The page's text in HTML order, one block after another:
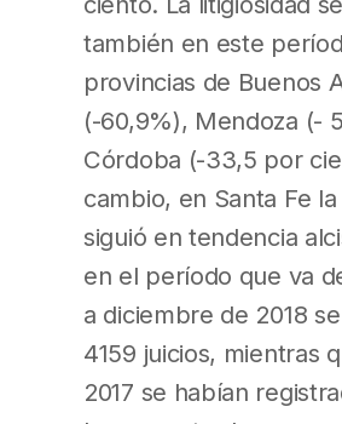
también en este
provincias de Buenos
(-60,9%), Mendoza (-
Córdoba (-33,5 por
cambio, en Santa Fe
siguió en tendencia
en el período que va
a diciembre de 2018
4159 juicios, mientras
2017 se habían